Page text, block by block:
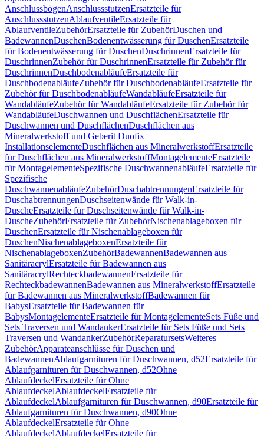
AnschlussbögenAnschlussstutzenErsatzteile für
AnschlussstutzenAblaufventileErsatzteile für
AblaufventileZubehörErsatzteile für ZubehörDuschen und
BadewannenDuschenBodenentwässerung für DuschenErsatzteile
für Bodenentwässerung für DuschenDuschrinnenErsatzteile für
DuschrinnenZubehör für DuschrinnenErsatzteile für Zubehör für
DuschrinnenDuschbodenabläufeErsatzteile für
DuschbodenabläufeZubehör für DuschbodenabläufeErsatzteile für
Zubehör für DuschbodenabläufeWandabläufeErsatzteile für
WandabläufeZubehör für WandabläufeErsatzteile für Zubehör für
WandabläufeDuschwannen und DuschflächenErsatzteile für
Duschwannen und DuschflächenDuschflächen aus
Mineralwerkstoff und Geberit Duofix
InstallationselementeDuschflächen aus MineralwerkstoffErsatzteile
für Duschflächen aus MineralwerkstoffMontagelementeErsatzteile
für MontagelementeSpezifische DuschwannenabläufeErsatzteile für
Spezifische
DuschwannenabläufeZubehörDuschabtrennungenErsatzteile für
DuschabtrennungenDuschseitenwände für Walk-in-
DuscheErsatzteile für Duschseitenwände für Walk-in-
DuscheZubehörErsatzteile für ZubehörNischenablageboxen für
DuschenErsatzteile für Nischenablageboxen für
DuschenNischenablageboxenErsatzteile für
NischenablageboxenZubehörBadewannenBadewannen aus
SanitäracrylErsatzteile für Badewannen aus
SanitäracrylRechteckbadewannenErsatzteile für
RechteckbadewannenBadewannen aus MineralwerkstoffErsatzteile
für Badewannen aus MineralwerkstoffBadewannen für
BabysErsatzteile für Badewannen für
BabysMontagelementeErsatzteile für MontagelementeSets Füße und
Sets Traversen und WandankerErsatzteile für Sets Füße und Sets
Traversen und WandankerZubehörReparatursetsWeiteres
ZubehörApparateanschlüsse für Duschen und
BadewannenAblaufgarnituren für Duschwannen, d52Ersatzteile für
Ablaufgarnituren für Duschwannen, d52Ohne
AblaufdeckelErsatzteile für Ohne
AblaufdeckelAblaufdeckelErsatzteile für
AblaufdeckelAblaufgarnituren für Duschwannen, d90Ersatzteile für
Ablaufgarnituren für Duschwannen, d90Ohne
AblaufdeckelErsatzteile für Ohne
AblaufdeckelAblaufdeckelErsatzteile für